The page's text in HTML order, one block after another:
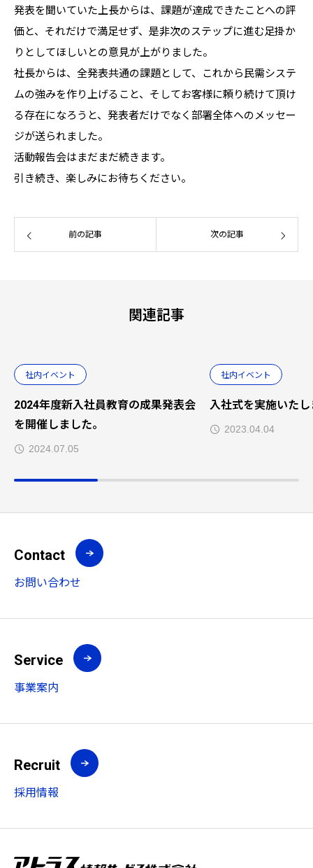
発表を聞いていた上長からは、課題が達成できたことへの評
価と、それだけで満足せず、是非次のステップに進む足掛か
りとしてほしいとの意見が上がりました。
社長からは、全発表共通の課題として、これから民需システ
ムの強みを作り上げること、そしてお客様に頼り続けて頂け
る存在になろうと、発表者だけでなく部署全体へのメッセー
ジが送られました。
活動報告会はまだまだ続きます。
引き続き、楽しみにお待ちください。
前の記事 次の記事
関連記事
社内イベント
2024年度新入社員教育の成果発表会
を開催しました。
2024.07.05
社内イベント
入社式を実施いた
2023.04.04
Contact
お問い合わせ
Service
事業案内
Recruit
採用情報